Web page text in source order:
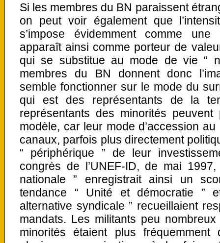
Si les membres du BN paraissent
on peut voir également que
s’impose évidemment comme
apparaît ainsi comme porteur de
qui se substitue au mode de vie “
membres du BN donnent donc
semble fonctionner sur le mode du
qui est des représentants de la
représentants des minorités
modèle, car leur mode d’accession
canaux, parfois plus directement
“ périphérique ” de leur
congrès de l’UNEF-ID, de mai
nationale ” enregistrait ainsi un
tendance “ Unité et démocratie ”
alternative syndicale ” recueillaient
mandats. Les militants peu
minorités étaient plus